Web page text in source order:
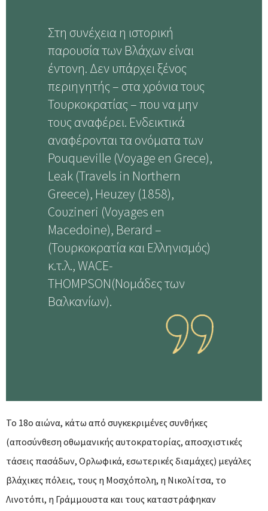
Στη συνέχεια η ιστορική
παρουσία των Βλάχων είναι
έντονη. Δεν υπάρχει ξένος
περιηγητής – στα χρόνια τους
Τουρκοκρατίας – που να μην
τους αναφέρει. Ενδεικτικά
αναφέρονται τα ονόματα των
Pouqueville (Voyage en Grece),
Leak (Travels in Northern
Greece), Heuzey (1858),
Coυzineri (Voyages en
Macedoine), Berard –
(Τουρκοκρατία και Ελληνισμός)
κ.τ.λ., WACE-
THOMPSOΝ(Νομάδες των
Βαλκανίων).
Το 18ο αιώνα, κάτω από συγκεκριμένες συνθήκες
(αποσύνθεση οθωμανικής αυτοκρατορίας, αποσχιστικές
τάσεις πασάδων, Ορλωφικά, εσωτερικές διαμάχες) μεγάλες
βλάχικες πόλεις, τους η Μοσχόπολη, η Νικολίτσα, το
Λινοτόπι, η Γράμμουστα και τους καταστράφηκαν